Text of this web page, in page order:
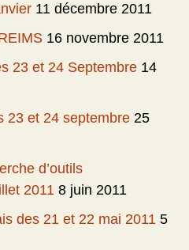
11 décembre 2011
16 novembre 2011
23 et 24 Septembre 14
23 et 24 septembre 25
d’outils
2011 8 juin 2011
des 21 et 22 mai 2011 5